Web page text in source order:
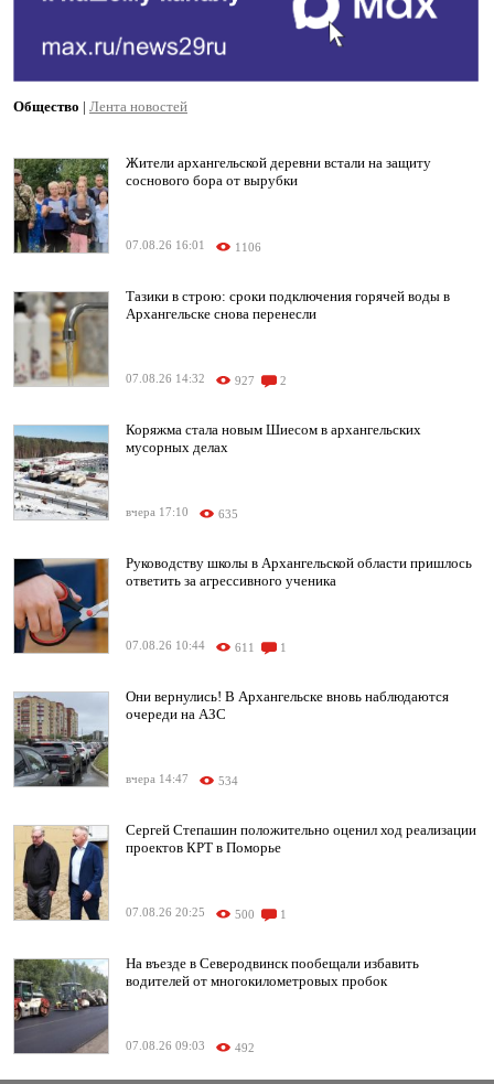
Общество | Лента новостей
Жители архангельской деревни встали на защиту
соснового бора от вырубки
07.08.26 16:01 1106
Тазики в строю: сроки подключения горячей воды в
Архангельске снова перенесли
07.08.26 14:32 927 2
Коряжма стала новым Шиесом в архангельских
мусорных делах
вчера 17:10 635
Руководству школы в Архангельской области пришлось
ответить за агрессивного ученика
07.08.26 10:44 611 1
Они вернулись! В Архангельске вновь наблюдаются
очереди на АЗС
вчера 14:47 534
Сергей Степашин положительно оценил ход реализации
проектов КРТ в Поморье
07.08.26 20:25 500 1
На въезде в Северодвинск пообещали избавить
водителей от многокилометровых пробок
07.08.26 09:03 492